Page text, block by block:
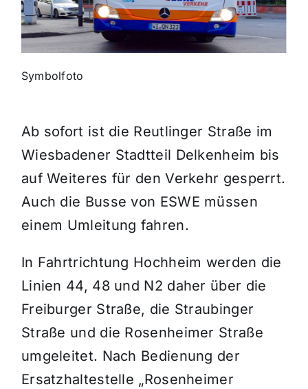
Polizeimeldungen
Themen und Termine
Gewinnspiele
Symbolfoto
Ab sofort ist die Reutlinger Straße im
Wiesbadener Stadtteil Delkenheim bis
auf Weiteres für den Verkehr gesperrt.
Auch die Busse von ESWE müssen
einem Umleitung fahren.
In Fahrtrichtung Hochheim werden die
Linien 44, 48 und N2 daher über die
Freiburger Straße, die Straubinger
Straße und die Rosenheimer Straße
umgeleitet. Nach Bedienung der
Ersatzhaltestelle „Rosenheimer